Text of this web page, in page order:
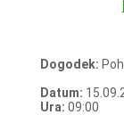
Dogodek:
Datum:
Ura: 09:00